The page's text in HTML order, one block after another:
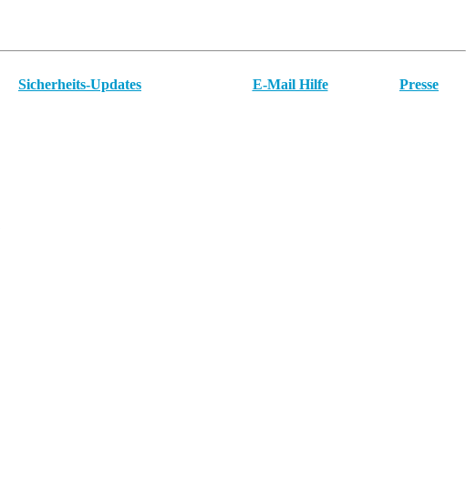
Sicherheits-Updates E-Mail Hilfe Presse